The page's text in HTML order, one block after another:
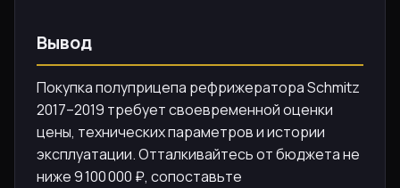
Вывод
Покупка полуприцепа рефрижератора Schmitz
2017–2019 требует своевременной оценки
цены, технических параметров и истории
эксплуатации. Отталкивайтесь от бюджета не
ниже 9 100 000 ₽, сопоставьте